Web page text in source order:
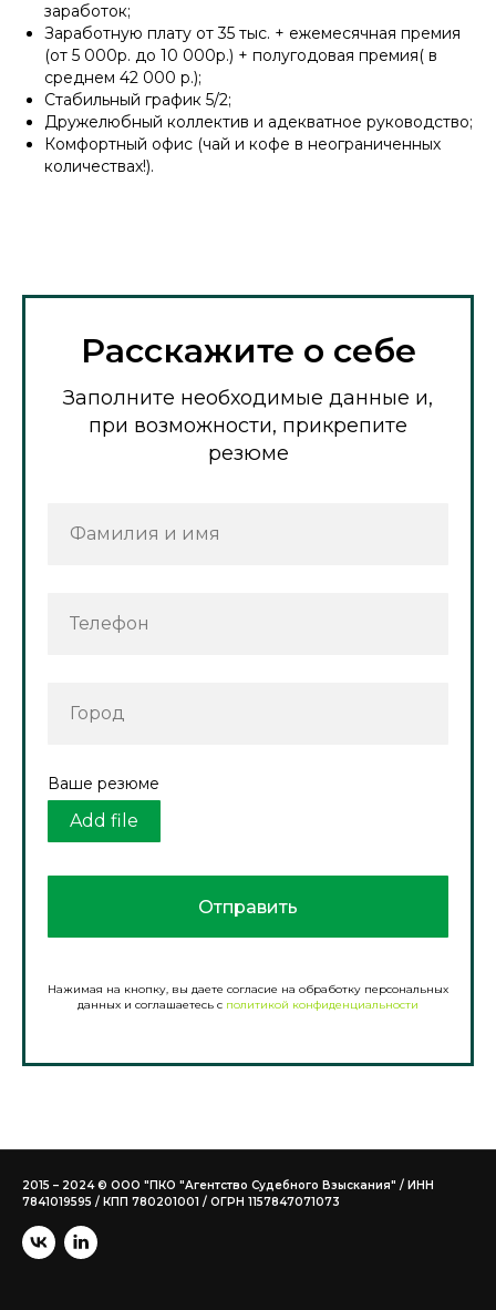
заработок;
Заработную плату от 35 тыс. + ежемесячная премия
(от 5 000р. до 10 000р.) + полугодовая премия( в
среднем 42 000 р.);
Стабильный график 5/2;
Дружелюбный коллектив и адекватное руководство;
Комфортный офис (чай и кофе в неограниченных
количествах!).
Расскажите о себе
Заполните необходимые данные и,
при возможности, прикрепите
резюме
Фамилия и имя
Телефон
Город
Ваше резюме
Add file
Отправить
Нажимая на кнопку, вы даете согласие на обработку персональных
данных и соглашаетесь c политикой конфиденциальности
2015 – 2024 © ООО "ПКО "Агентство Судебного Взыскания" / ИНН
7841019595 / КПП 780201001 / ОГРН 1157847071073